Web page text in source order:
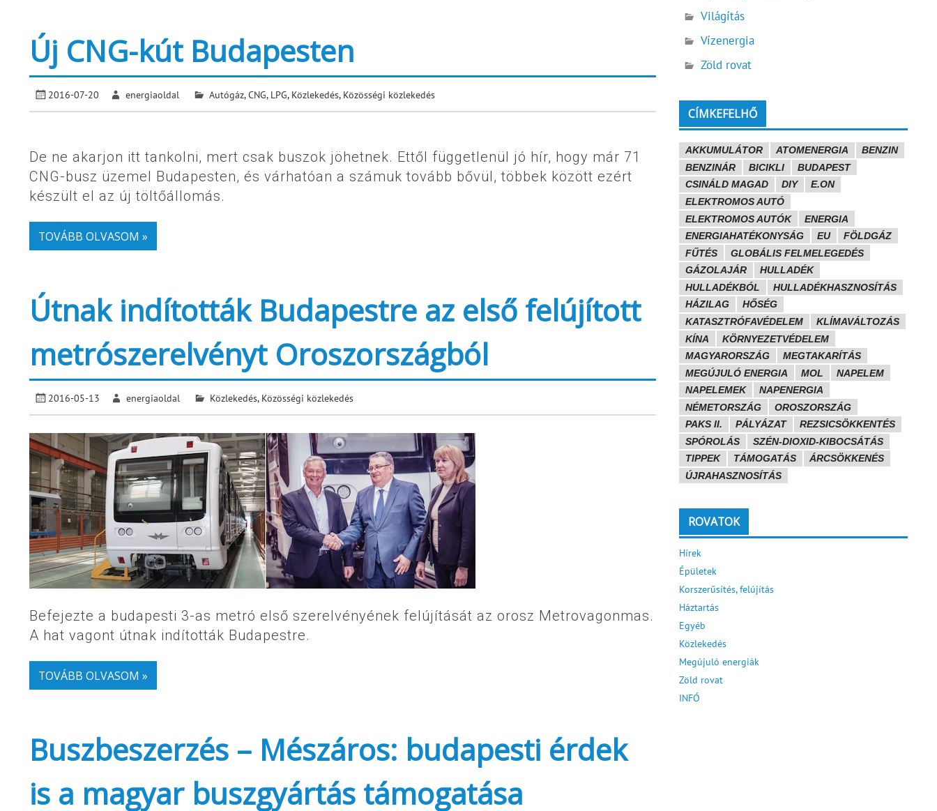
Új CNG-kút Budapesten
2016-07-20 energiaoldal Autógáz, CNG, LPG, Közlekedés, Közösségi közlekedés
De ne akarjon itt tankolni, mert csak buszok jöhetnek. Ettől függetlenül jó hír, hogy már 71
CNG-busz üzemel Budapesten, és várhatóan a számuk tovább bővül, többek között ezért
készült el az új töltőállomás.
TOVÁBB OLVASOM »
Útnak indították Budapestre az első felújított
metrószerelvényt Oroszországból
2016-05-13 energiaoldal Közlekedés, Közösségi közlekedés
Befejezte a budapesti 3-as metró első szerelvényének felújítását az orosz Metrovagonmas.
A hat vagont útnak indították Budapestre.
TOVÁBB OLVASOM »
Buszbeszerzés – Mészáros: budapesti érdek
is a magyar buszgyártás támogatása
Világítás
Vízenergia
Zöld rovat
CÍMKEFELHŐ
AKKUMULÁTOR ATOMENERGIA
BENZIN
BENZINÁR
BICIKLI
BUDAPEST
CSINÁLD MAGAD
DIY
E.ON
ELEKTROMOS AUTÓ
ELEKTROMOS AUTÓK
ENERGIA
ENERGIAHATÉKONYSÁG
EU
FÖLDGÁZ
FŰTÉS
GLOBÁLIS FELMELEGEDÉS
GÁZOLAJÁR
HULLADÉK
HULLADÉKBÓL
HULLADÉKHASZNOSÍTÁS
HÁZILAG
HŐSÉG
KATASZTRÓFAVÉDELEM
KLÍMAVÁLTOZÁS
KÍNA
KÖRNYEZETVÉDELEM
MAGYARORSZÁG
MEGTAKARÍTÁS
MEGÚJULÓ ENERGIA
MOL
NAPELEM
NAPELEMEK
NAPENERGIA
NÉMETORSZÁG
OROSZORSZÁG
PAKS II.
PÁLYÁZAT
REZSICSÖKKENTÉS
SPÓROLÁS
SZÉN-DIOXID-KIBOCSÁTÁS
TIPPEK
TÁMOGATÁS
ÁRCSÖKKENÉS
ÚJRAHASZNOSÍTÁS
ROVATOK
Hírek
Épületek
Korszerűsítés, felújítás
Háztartás
Egyéb
Közlekedés
Megújuló energiák
Zöld rovat
INFÓ